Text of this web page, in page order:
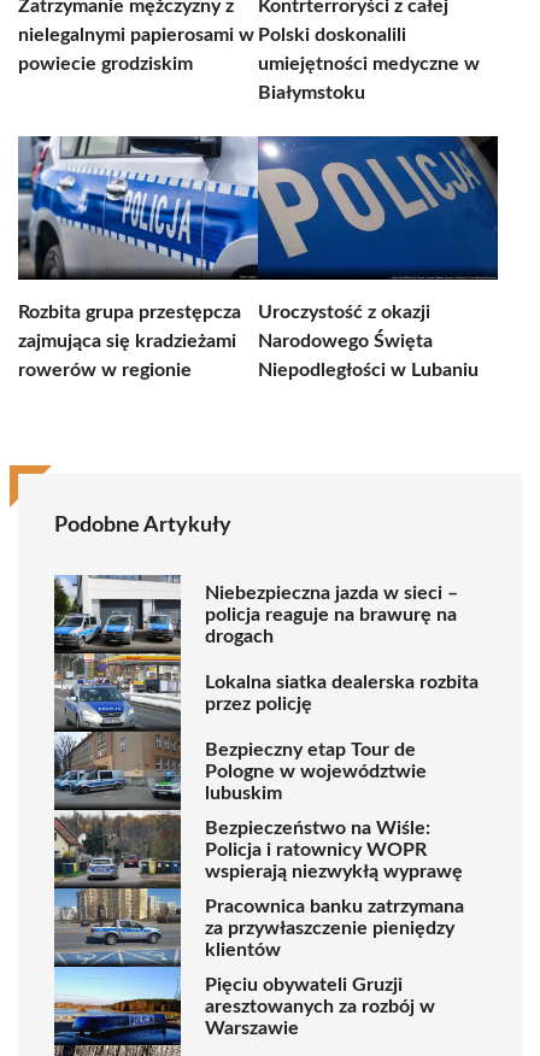
Zatrzymanie mężczyzny z
nielegalnymi papierosami w
powiecie grodziskim
Kontrterroryści z całej
Polski doskonalili
umiejętności medyczne w
Białymstoku
Rozbita grupa przestępcza
zajmująca się kradzieżami
rowerów w regionie
Uroczystość z okazji
Narodowego Święta
Niepodległości w Lubaniu
Podobne Artykuły
Niebezpieczna jazda w sieci –
policja reaguje na brawurę na
drogach
Lokalna siatka dealerska rozbita
przez policję
Bezpieczny etap Tour de
Pologne w województwie
lubuskim
Bezpieczeństwo na Wiśle:
Policja i ratownicy WOPR
wspierają niezwykłą wyprawę
Pracownica banku zatrzymana
za przywłaszczenie pieniędzy
klientów
Pięciu obywateli Gruzji
aresztowanych za rozbój w
Warszawie